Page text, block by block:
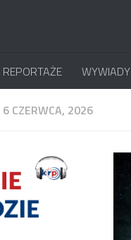
REPORTAŻE WYWIADY
6 CZERWCA, 2026